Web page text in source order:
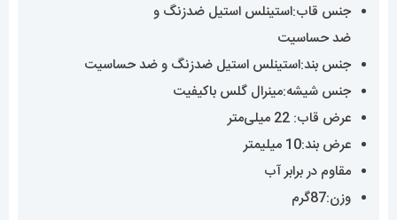
جنس قاب:استینلس استیل ضدزنگ و
ضد حساسیت
جنس بند:استینلس استیل ضدزنگ و ضد حساسیت
جنس شیشه:مینرال گلس باکیفیت
عرض قاب: 22 میلی‌متر
عرض بند:10 میلیمتر
مقاوم در برابر آب
وزن:87گرم